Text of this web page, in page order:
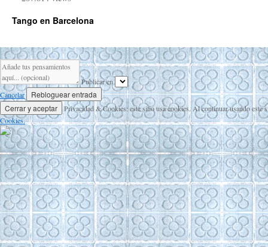
Tango en Barcelona
Publicar en
Cancelar
Privacidad & Cookies: este sitio usa cookies. Al continuar usando este
Cookies.